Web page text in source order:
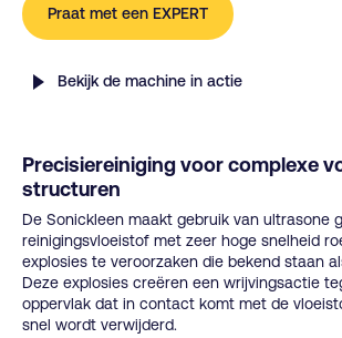
Praat met een EXPERT
Bekijk de machine in actie
Precisiereiniging voor complexe
structuren
De Sonickleen maakt gebruik van ultrasone
reinigingsvloeistof met zeer hoge snelheid
explosies te veroorzaken die bekend staan
Deze explosies creëren een wrijvingsactie
oppervlak dat in contact komt met de
snel wordt verwijderd.